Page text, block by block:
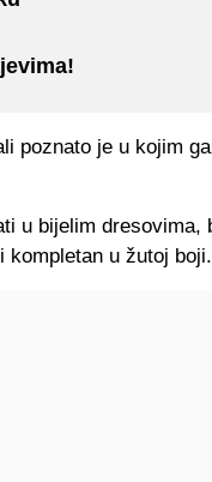
poznato je u kojim
u bijelim dresovima,
kompletan u žutoj boji.